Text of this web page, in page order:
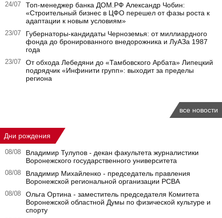
24/07
Топ-менеджер банка ДОМ.РФ Александр Чобин:
«Строительный бизнес в ЦФО перешел от фазы роста к
адаптации к новым условиям»
23/07
Губернаторы‑кандидаты Черноземья: от миллиардного
фонда до бронированного внедорожника и ЛуАЗа 1987
года
23/07
От обхода Лебедяни до «Тамбовского Арбата» Липецкий
подрядчик «Инфинити групп»: выходит за пределы
региона
все новости
Дни рождения
08/08
Владимир Тулупов - декан факультета журналистики
Воронежского государственного университета
08/08
Владимир Михайленко - председатель правления
Воронежской региональной организации РСВА
08/08
Ольга Ортина - заместитель председателя Комитета
Воронежской областной Думы по физической культуре и
спорту